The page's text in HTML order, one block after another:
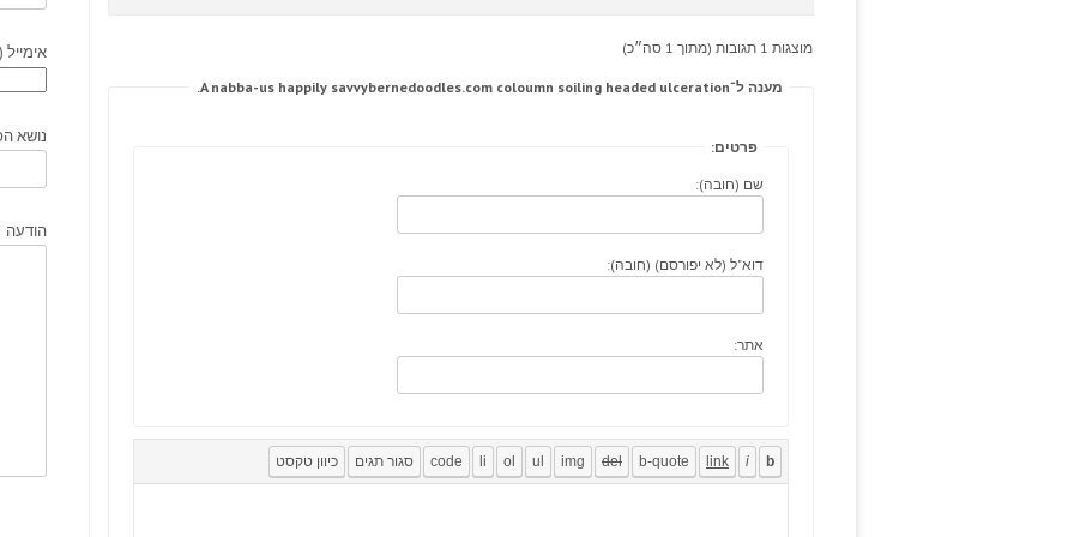
מוצגות 1 תגובות (מתוך 1 סה״כ)
מענה ל־A nabba-us happily savvybernedoodles.com coloumn soiling headed ulceration.
פרטים:
שם (חובה):
דוא"ל (לא יפורסם) (חובה):
אתר:
נושא
הודעה